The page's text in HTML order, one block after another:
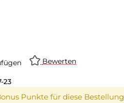
Bewerten
23
Punkte für diese Bestellung